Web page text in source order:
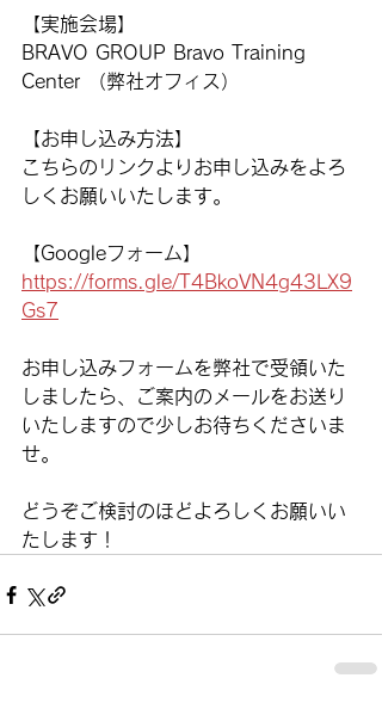
【実施会場】
BRAVO GROUP Bravo Training
Center （弊社オフィス）
【お申し込み方法】
こちらのリンクよりお申し込みをよろ
しくお願いいたします。
【Googleフォーム】
https://forms.gle/T4BkoVN4g43LX9
Gs7
お申し込みフォームを弊社で受領いた
しましたら、ご案内のメールをお送り
いたしますので少しお待ちくださいま
せ。
どうぞご検討のほどよろしくお願いい
たします！